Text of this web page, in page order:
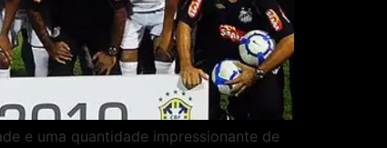
e uma quantidade impressionante de